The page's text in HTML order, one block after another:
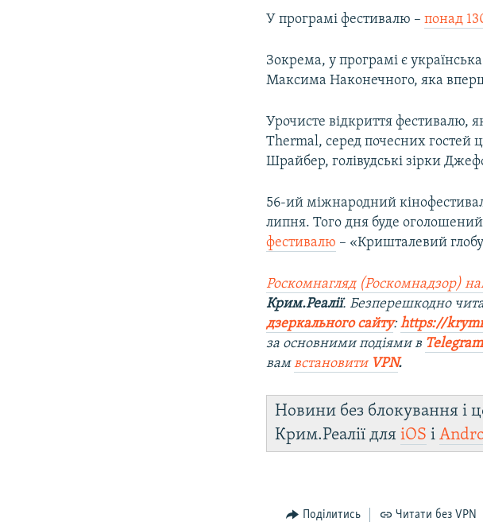
У програмі фестивалю –понад
Зокрема, у програмі є
Максима Наконечного, яка
Урочисте відкриття фестивалю,
Thermal, серед почесних гостей
Шрайбер, голівудські зірки
56-ий міжнародний
липня. Того дня буде
фестивалю – «Кришталевий
Роскомнагляд (Роскомнадзор)
Крим.Реалії. Безперешкодно
дзеркального сайту:https://
за основними подіями в Telegram
вамвстановити VPN.
Новини без блокування і
Крим.Реалії дляiOS і
Поділитись Читати без VPN